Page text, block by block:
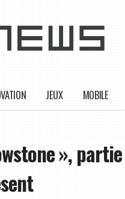
JEUX MOBILE
»,